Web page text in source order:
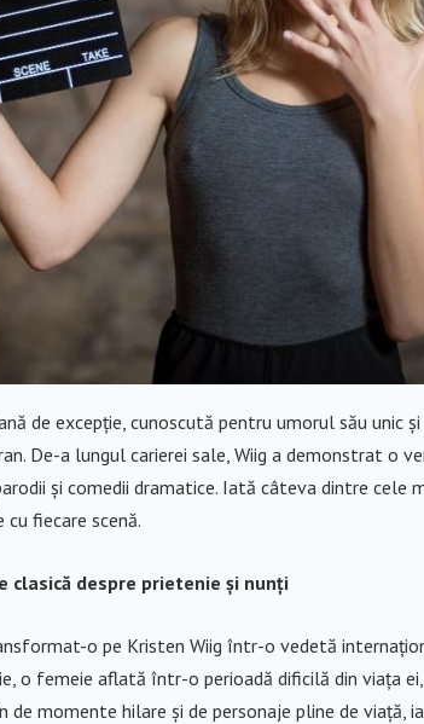
de excepție, cunoscută pentru umorul său unic
De-a lungul carierei sale, Wiig a demonstrat o
și comedii dramatice. Iată câteva dintre cele
fiecare scenă.
clasică despre prietenie și nunți
o pe Kristen Wiig într-o vedetă
o femeie aflată într-o perioadă dificilă din viața
de momente hilare și de personaje pline de viață,